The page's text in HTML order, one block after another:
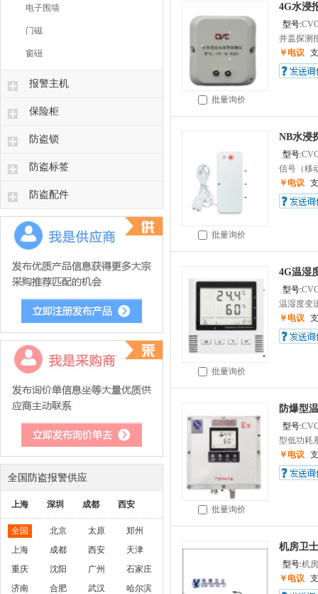
电子围墙
门磁
窗礠
报警主机
保险柜
防盗锁
防盗标签
防盗配件
全国防盗报警供应
上海 深圳 成都 西安
全国 北京 太原
郑州
上海
成都 西安
天津
重庆
沈阳 广州
石家庄
济南
合肥 武汉
哈尔滨
批量询价
4G水浸
型号:
井盖探测
￥电议
批量询价
NB水浸
型号:
信号（移
￥电议
批量询价
4G温湿
型号:
温湿度变
￥电议
批量询价
防爆型
型号:
型低功耗
￥电议
机房卫
型号:机
￥电议